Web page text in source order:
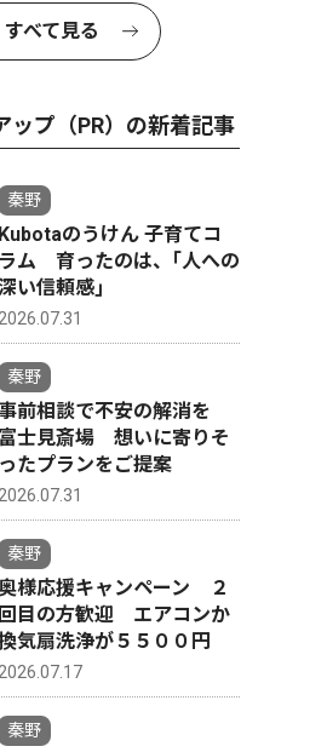
すべて見る
ップ（PR）の新着記事
秦野
Kubotaのうけん 子育てコ
ラム 育ったのは、｢人への
い信頼感｣
2026.07.31
秦野
前相談で不安の解消を
富士見斎場 想いに寄りそ
ったプランをご提案
2026.07.31
秦野
様応援キャンペーン ２
回目の方歓迎 エアコンか
気扇洗浄が５５００円
2026.07.17
秦野